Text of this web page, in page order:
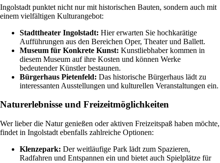
Ingolstadt punktet nicht nur mit historischen Bauten, sondern auch mit
einem vielfältigen Kulturangebot:
Stadttheater Ingolstadt: Hier erwarten Sie hochkarätige
Aufführungen aus den Bereichen Oper, Theater und Ballett.
Museum für Konkrete Kunst: Kunstliebhaber kommen in
diesem Museum auf ihre Kosten und können Werke
bedeutender Künstler bestaunen.
Bürgerhaus Pietenfeld: Das historische Bürgerhaus lädt zu
interessanten Ausstellungen und kulturellen Veranstaltungen ein.
Naturerlebnisse und Freizeitmöglichkeiten
Wer lieber die Natur genießen oder aktiven Freizeitspaß haben möchte,
findet in Ingolstadt ebenfalls zahlreiche Optionen:
Klenzepark: Der weitläufige Park lädt zum Spazieren,
Radfahren und Entspannen ein und bietet auch Spielplätze für